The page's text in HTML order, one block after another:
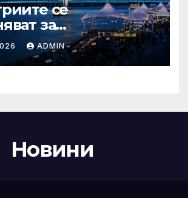
се
за
растеж на
и
сектор
ADMIN
Новини